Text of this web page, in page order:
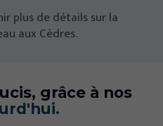
plus de détails sur la
aux Cèdres.
grâce à nos